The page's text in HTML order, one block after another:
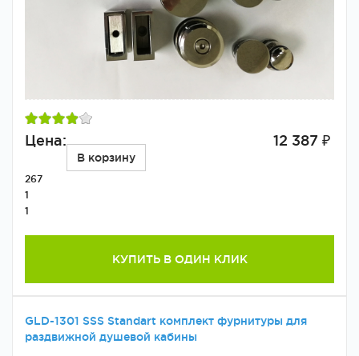
Цена: 12 387 ₽
В корзину
267
1
1
КУПИТЬ В ОДИН КЛИК
GLD-1301 SSS Standart комплект фурнитуры для
раздвижной душевой кабины